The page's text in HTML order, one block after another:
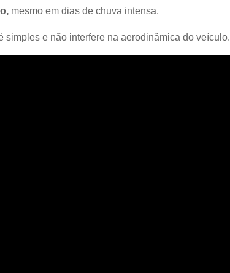
mesmo em dias de chuva intensa.
simples e não interfere na aerodinâmica do veículo.